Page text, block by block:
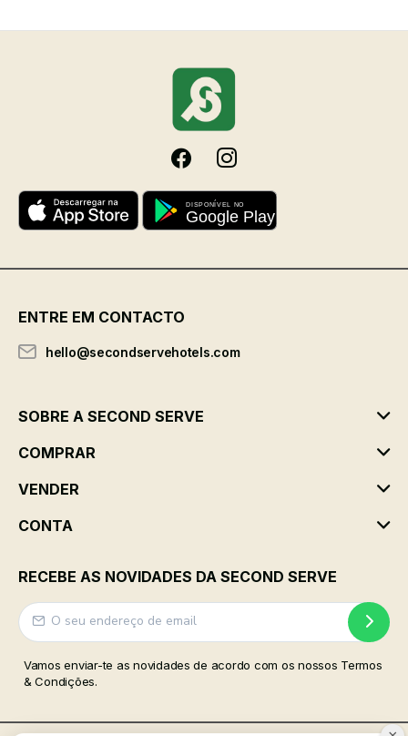
ENTRE EM CONTACTO
hello@secondservehotels.com
SOBRE A SECOND SERVE
COMPRAR
VENDER
CONTA
RECEBE AS NOVIDADES DA SECOND SERVE
Vamos enviar-te as novidades de acordo com os nossos Termos
& Condições.